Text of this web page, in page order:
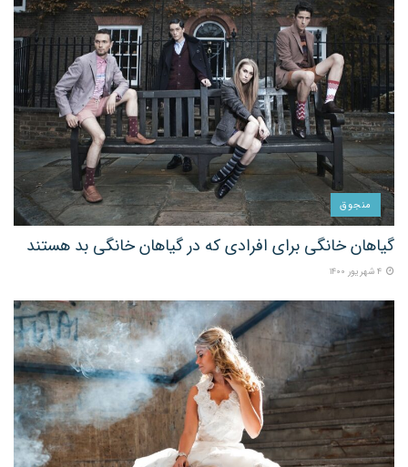
منجوق
گیاهان خانگی برای افرادی که در گیاهان خانگی بد هستند